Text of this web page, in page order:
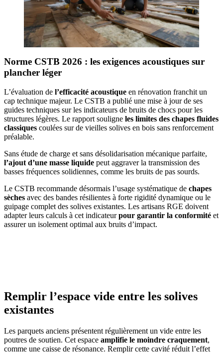
Norme CSTB 2026 : les exigences acoustiques sur
plancher léger
L’évaluation de l’efficacité acoustique en rénovation franchit un
cap technique majeur. Le CSTB a publié une mise à jour de ses
guides techniques sur les indicateurs de bruits de chocs pour les
structures légères. Le rapport souligne les limites des chapes fluides
classiques coulées sur de vieilles solives en bois sans renforcement
préalable.
Sans étude de charge et sans désolidarisation mécanique parfaite,
l’ajout d’une masse liquide peut aggraver la transmission des
basses fréquences solidiennes, comme les bruits de pas sourds.
Le CSTB recommande désormais l’usage systématique de chapes
sèches avec des bandes résilientes à forte rigidité dynamique ou le
guipage complet des solives existantes. Les artisans RGE doivent
adapter leurs calculs à cet indicateurpour garantir la conformité et
assurer un isolement optimal aux bruits d’impact.
Remplir l’espace vide entre les solives
existantes
Les parquets anciens présentent régulièrement un vide entre les
poutres de soutien. Cet espace amplifie le moindre craquement,
comme une caisse de résonance. Remplir cette cavité réduit l’effet